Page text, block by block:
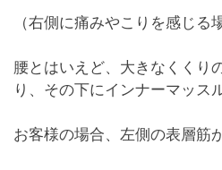
（右側に痛みやこりを感じる
腰とはいえど、大きなくくり
り、その下にインナーマッス
お客様の場合、左側の表層筋